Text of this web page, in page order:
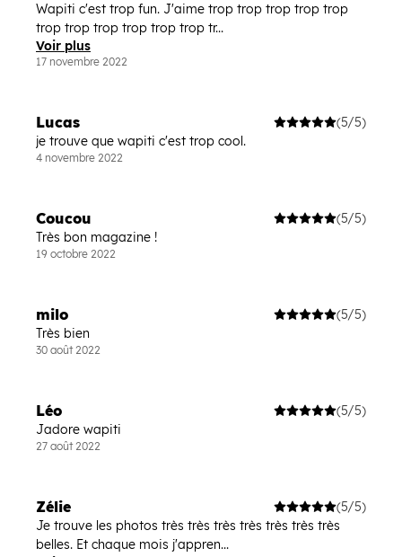
Wapiti c'est trop fun. J'aime trop trop trop trop trop
trop trop trop trop trop trop tr...
Voir plus
17 novembre 2022
Lucas
(5/5)
je trouve que wapiti c'est trop cool.
4 novembre 2022
Coucou
(5/5)
Très bon magazine !
19 octobre 2022
milo
(5/5)
Très bien
30 août 2022
Léo
(5/5)
Jadore wapiti
27 août 2022
Zélie
(5/5)
Je trouve les photos très très très très très très très
belles. Et chaque mois j'appren...